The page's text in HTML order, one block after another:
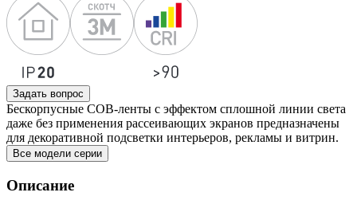
Задать вопрос
Бескорпусные COB-ленты с эффектом сплошной линии света
даже без применения рассеивающих экранов предназначены
для декоративной подсветки интерьеров, рекламы и витрин.
Все модели серии
Описание